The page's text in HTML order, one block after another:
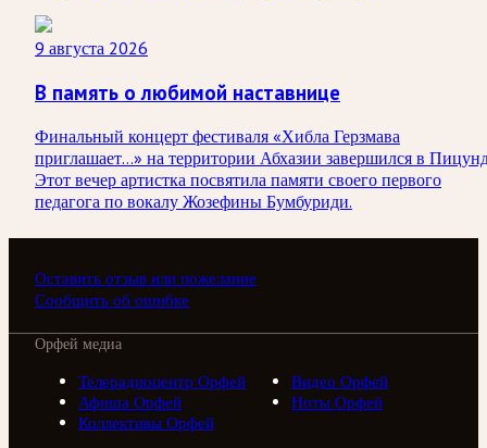
9 августа 2026
В память о любимой наставнице
Финальный концерт фестиваля «Хибла Герзмава
приглашает…» на территории Абхазии завершился в
Этот вечер артистка посвятила памяти своего первого
педагога по вокалу Жозефины Бумбуриди.
Оставить отзыв или пожелание
Сообщить об ошибке
Орфей медиа
Телерадиоцентр Орфей
Видео Орфей
Афиша Орфей
Ноты Орфей
Коллективы Орфей